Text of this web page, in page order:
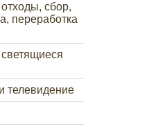
сбор,
переработка
телевидение